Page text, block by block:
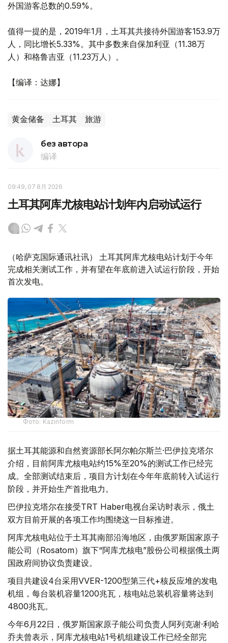
外国游客总数的0.59%。
值得一提的是，2019年1月，土耳其共接待外国游客153.9万
人，同比增长5.33%。其中多数来自保加利亚（11.38万
人）和格鲁吉亚（11.23万人）。
【编译：达娜】
黄金储备 土耳其 旅游
без автора
编译
09:49, 07 8月 2026
土耳其阿库尤核电站计划年内启动试运行
（哈萨克国际通讯社讯） 土耳其阿库尤核电站计划于今年
完成相关测试工作，并有望在年底前进入试运行阶段，开始
首次发电。
Фото: Kazinform
据土耳其能源和自然资源部长阿尔帕尔斯兰·巴伊拉克塔尔
介绍，目前阿库尤核电站约15%至20%的测试工作已经完
成。全部测试结束后，项目方计划在今年年底前转入试运行
阶段，并开始生产首批电力。
巴伊拉克塔尔在接受TRT Haber电视台采访时表示，俄土
双方目前开展的各项工作均围绕这一目标推进。
阿库尤核电站位于土耳其南部沿海地区，由俄罗斯国家原子
能公司（Rosatom）旗下“阿库尤核电”股份公司根据俄土两
国政府间协议负责建设。
项目共建设4台采用VVER-1200型第三代+核反应堆的发电
机组，每台装机容量1200兆瓦，核电站总装机容量将达到
4800兆瓦。
今年6月22日，俄罗斯国家原子能公司负责人阿列克谢·利哈
乔夫曾表示，阿库尤核电站1号机组建设工作已经全部完